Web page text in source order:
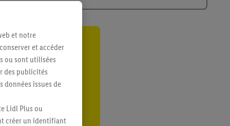
et notre
et accéder
ou sont utilisées
des publicités
données issues de
Lidl Plus ou
créer un identifiant